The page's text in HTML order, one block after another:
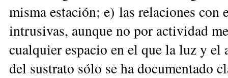
misma estación; e) las relaciones con
intrusivas, aunque no por actividad
cualquier espacio en el que la luz y
del sustrato sólo se ha documentado